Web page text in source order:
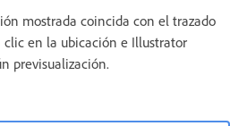
mostrada coincida con el trazado
clic en la ubicación e Illustrator
previsualización.